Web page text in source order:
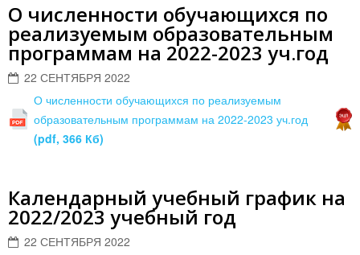
О численности обучающихся по
реализуемым образовательным
программам на 2022-2023 уч.год
22 СЕНТЯБРЯ 2022
О численности обучающихся по реализуемым
образовательным программам на 2022-2023 уч.год
(pdf, 366 Кб)
Календарный учебный график на
2022/2023 учебный год
22 СЕНТЯБРЯ 2022